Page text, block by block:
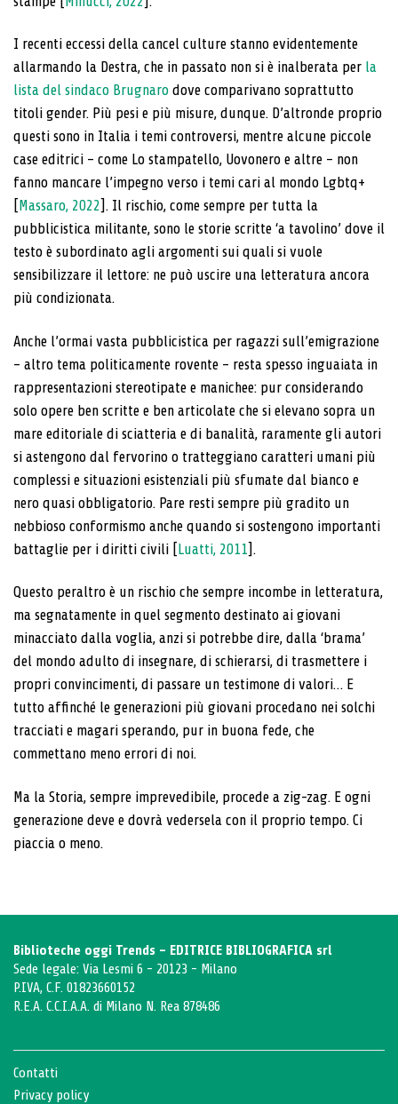
I recenti eccessi della cancel culture stanno evidentemente
allarmando la Destra, che in passato non si è inalberata per la
lista del sindaco Brugnaro dove comparivano soprattutto
titoli gender. Più pesi e più misure, dunque. D’altronde proprio
questi sono in Italia i temi controversi, mentre alcune piccole
case editrici – come Lo stampatello, Uovonero e altre – non
fanno mancare l’impegno verso i temi cari al mondo Lgbtq+
Massaro, 2022 ]. Il rischio, come sempre per tutta la
pubblicistica militante, sono le storie scritte ‘a tavolino’ dove il
testo è subordinato agli argomenti sui quali si vuole
sensibilizzare il lettore: ne può uscire una letteratura ancora
più condizionata.
Anche l’ormai vasta pubblicistica per ragazzi sull’emigrazione
– altro tema politicamente rovente – resta spesso inguaiata in
rappresentazioni stereotipate e manichee: pur considerando
solo opere ben scritte e ben articolate che si elevano sopra un
mare editoriale di sciatteria e di banalità, raramente gli autori
si astengono dal fervorino o tratteggiano caratteri umani più
complessi e situazioni esistenziali più sfumate dal bianco e
nero quasi obbligatorio. Pare resti sempre più gradito un
nebbioso conformismo anche quando si sostengono importanti
battaglie per i diritti civili [Luatti, 2011].
Questo peraltro è un rischio che sempre incombe in letteratura,
ma segnatamente in quel segmento destinato ai giovani
minacciato dalla voglia, anzi si potrebbe dire, dalla ‘brama’
del mondo adulto di insegnare, di schierarsi, di trasmettere i
propri convincimenti, di passare un testimone di valori… E
tutto affinché le generazioni più giovani procedano nei solchi
tracciati e magari sperando, pur in buona fede, che
commettano meno errori di noi.
Ma la Storia, sempre imprevedibile, procede a zig-zag. E ogni
generazione deve e dovrà vedersela con il proprio tempo. Ci
piaccia o meno.
Biblioteche oggi Trends - EDITRICE BIBLIOGRAFICA srl
Sede legale: Via Lesmi 6 - 20123 - Milano
P.IVA, C.F. 01823660152
R.E.A. C.C.I.A.A. di Milano N. Rea 878486
Contatti
Privacy policy